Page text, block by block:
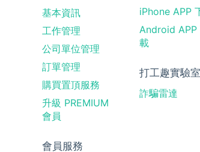
基本資訊
工作管理
公司單位管理
訂單管理
購買置頂服務
升級 PREMIUM
會員
會員服務
iPhone APP
Android APP
載
打工趣實驗室
詐騙雷達